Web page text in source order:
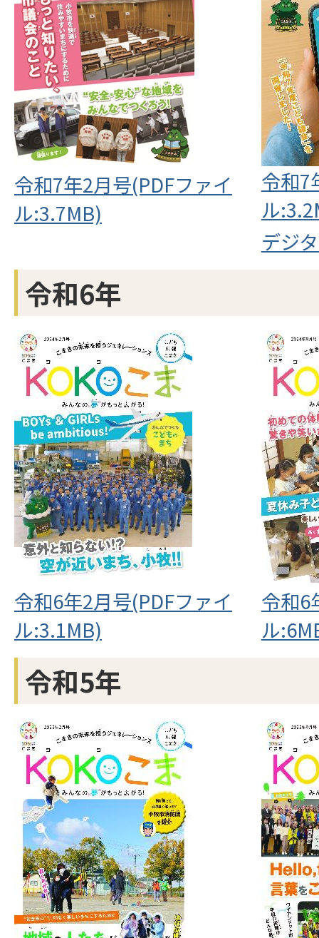
令和7年2月号(PDFファイ
ル:3.7MB)
令和7
ル
デジ
令和6年
令和6年2月号(PDFファイ
ル:3.1MB)
令和6
ル
令和5年